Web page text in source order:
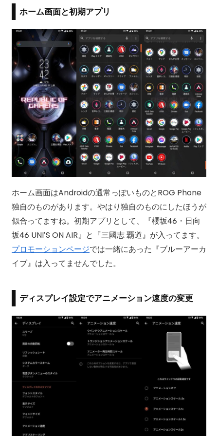
ホーム画面と初期アプリ
ホーム画面はAndroidの通常っぽいものとROG Phone
独自のものがあります。やはり独自のものにしたほうが
似合ってますね。初期アプリとして、『櫻坂46・日向
坂46 UNI’S ON AIR』と『三國志 覇道』が入ってます。
プロモーションページでは一緒にあった『ブルーアーカ
イブ』は入ってませんでした。
ディスプレイ設定でアニメーション速度の変更